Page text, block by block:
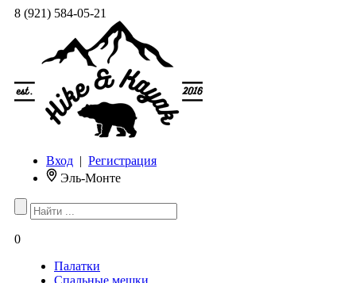
8 (921) 584-05-21
Вход | Регистрация
Эль-Монте
0
Палатки
Спальные мешки